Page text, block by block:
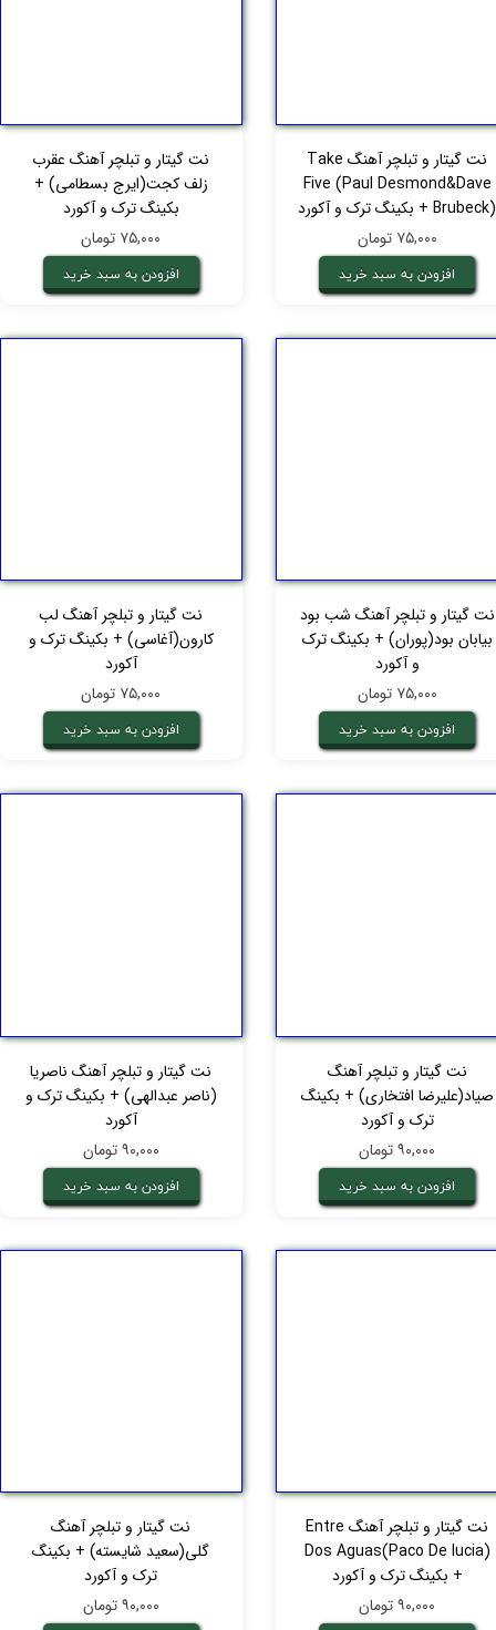
نت گیتار و تبلچر آهنگ Take
Five (Paul Desmond&Dave
Brubeck) + بکینگ ترک و آکورد
۷۵,۰۰۰ تومان
افزودن به سبد خرید
نت گیتار و تبلچر آهنگ عقرب
زلف کجت(ایرج بسطامی) +
بکینگ ترک و آکورد
۷۵,۰۰۰ تومان
افزودن به سبد خرید
نت گیتار و تبلچر آهنگ شب بود
بیابان بود(پوران) + بکینگ ترک
و آکورد
۷۵,۰۰۰ تومان
افزودن به سبد خرید
نت گیتار و تبلچر آهنگ لب
کارون(آغاسی) + بکینگ ترک و
آکورد
۷۵,۰۰۰ تومان
افزودن به سبد خرید
نت گیتار و تبلچر آهنگ
صیاد(علیرضا افتخاری) + بکینگ
ترک و آکورد
۹۰,۰۰۰ تومان
افزودن به سبد خرید
نت گیتار و تبلچر آهنگ ناصریا
(ناصر عبدالهی) + بکینگ ترک و
آکورد
۹۰,۰۰۰ تومان
افزودن به سبد خرید
نت گیتار و تبلچر آهنگ Entre
Dos Aguas(Paco De lucia)
+ بکینگ ترک و آکورد
۹۰,۰۰۰ تومان
نت گیتار و تبلچر آهنگ
گلی(سعید شایسته) + بکینگ
ترک و آکورد
۹۰,۰۰۰ تومان